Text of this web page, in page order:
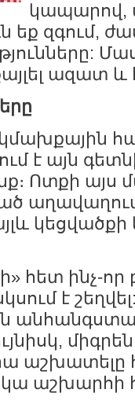
կապարով,
եք զգում,
ազատ և
է այն
Ոտքի այս
աղավաղում
հետ ինչ-որ
է
աշխարհի